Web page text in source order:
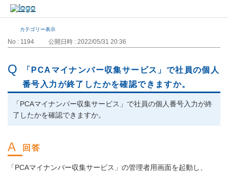
カテゴリー表示
No : 1194 公開日時 : 2022/05/31 20:36
「PCAマイナンバー収集サービス」で社員の個人
番号入力が終了したかを確認できますか。
「PCAマイナンバー収集サービス」で社員の個人番号入力が終
了したかを確認できますか。
「PCAマイナンバー収集サービス」の管理者用画面を起動し、